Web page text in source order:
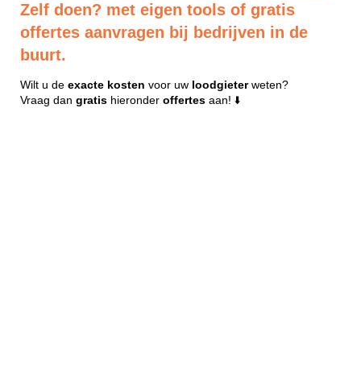
Zelf doen? met eigen tools of gratis
offertes aanvragen bij bedrijven in de
buurt.
Wilt u de exacte kosten voor uw loodgieterweten?
Vraag dan gratis hieronder offertes aan! ⬇️